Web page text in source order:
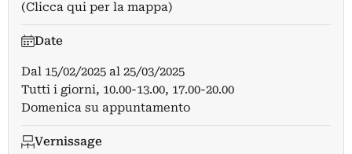
(Clicca qui per la mappa)
Date
Dal 15/02/2025 al 25/03/2025
Tutti i giorni, 10.00-13.00, 17.00-20.00
Domenica su appuntamento
Vernissage